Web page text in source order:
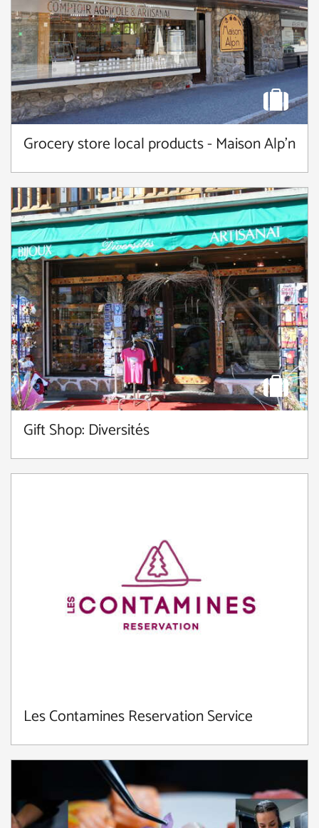
Grocery store local products - Maison Alp'n
Gift Shop: Diversités
Les Contamines Reservation Service